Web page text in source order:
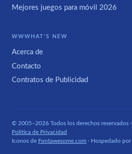
Mejores juegos para móvil 2026
WWWHAT'S NEW
Acerca de
Contacto
Contratos de Publicidad
© 2005–2026 Todos los derechos reservados ·
Política de Privacidad
Iconos de Fontawesome.com · Hospedado por